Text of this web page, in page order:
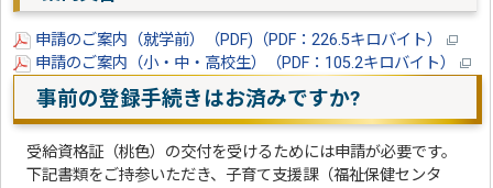
申請のご案内（就学前）（PDF)（PDF：226.5キロバイト）
申請のご案内（小・中・高校生）（PDF：105.2キロバイト）
事前の登録手続きはお済みですか?
受給資格証（桃色）の交付を受けるためには申請が必要です。
下記書類をご持参いただき、子育て支援課（福祉保健センタ